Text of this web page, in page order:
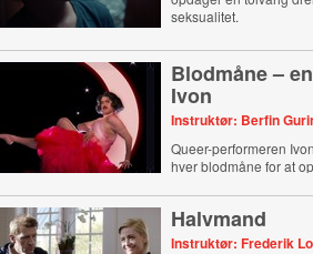
seksualitet.
Blodmåne –
Ivon
Instruktør: Berfin
Queer-performeren
hver blodmåne for at
Halvmand
Instruktør: Frederik